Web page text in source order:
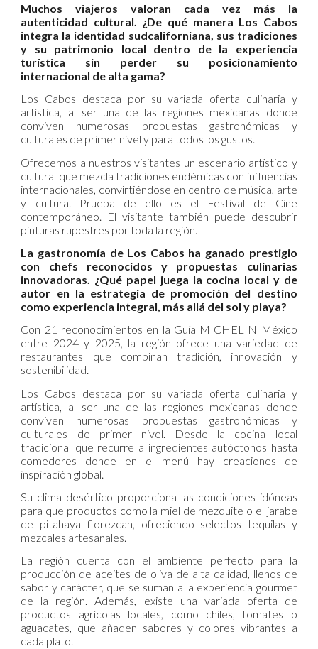
Muchos viajeros valoran cada vez más la
autenticidad cultural. ¿De qué manera Los Cabos
integra la identidad sudcaliforniana, sus tradiciones
y su patrimonio local dentro de la experiencia
turística sin perder su posicionamiento
internacional de alta gama?
Los Cabos destaca por su variada oferta culinaria y
artística, al ser una de las regiones mexicanas donde
conviven numerosas propuestas gastronómicas y
culturales de primer nivel y para todos los gustos.
Ofrecemos a nuestros visitantes un escenario artístico y
cultural que mezcla tradiciones endémicas con influencias
internacionales, convirtiéndose en centro de música, arte
y cultura. Prueba de ello es el Festival de Cine
contemporáneo. El visitante también puede descubrir
pinturas rupestres por toda la región.
La gastronomía de Los Cabos ha ganado prestigio
con chefs reconocidos y propuestas culinarias
innovadoras. ¿Qué papel juega la cocina local y de
autor en la estrategia de promoción del destino
como experiencia integral, más allá del sol y playa?
Con 21 reconocimientos en la Guía MICHELIN México
entre 2024 y 2025, la región ofrece una variedad de
restaurantes que combinan tradición, innovación y
sostenibilidad.
Los Cabos destaca por su variada oferta culinaria y
artística, al ser una de las regiones mexicanas donde
conviven numerosas propuestas gastronómicas y
culturales de primer nivel. Desde la cocina local
tradicional que recurre a ingredientes autóctonos hasta
comedores donde en el menú hay creaciones de
inspiración global.
Su clima desértico proporciona las condiciones idóneas
para que productos como la miel de mezquite o el jarabe
de pitahaya florezcan, ofreciendo selectos tequilas y
mezcales artesanales.
La región cuenta con el ambiente perfecto para la
producción de aceites de oliva de alta calidad, llenos de
sabor y carácter, que se suman a la experiencia gourmet
de la región. Además, existe una variada oferta de
productos agrícolas locales, como chiles, tomates o
aguacates, que añaden sabores y colores vibrantes a
cada plato.